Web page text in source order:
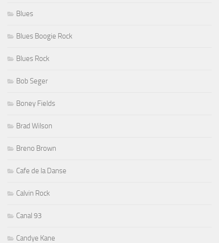
Blues
Blues Boogie Rock
Blues Rock
Bob Seger
Boney Fields
Brad Wilson
Breno Brown
Cafe de la Danse
Calvin Rock
Canal 93
Candye Kane